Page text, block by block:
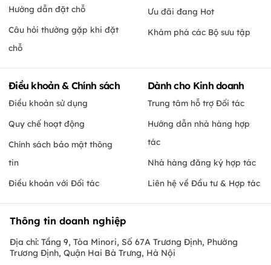
Hướng dẫn đặt chỗ
Câu hỏi thường gặp khi đặt
chỗ
Ưu đãi đang Hot
Khám phá các Bộ sưu tập
Điều khoản & Chính sách
Điều khoản sử dụng
Quy chế hoạt động
Chính sách bảo mật thông
tin
Điều khoản với Đối tác
Dành cho Kinh doanh
Trung tâm hỗ trợ Đối tác
Hướng dẫn nhà hàng hợp
tác
Nhà hàng đăng ký hợp tác
Liên hệ về Đầu tư & Hợp tác
Thông tin doanh nghiệp
Địa chỉ: Tầng 9, Tòa Minori, Số 67A Trương Định, Phường
Trương Định, Quận Hai Bà Trưng, Hà Nội